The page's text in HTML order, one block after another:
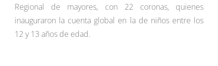
Regional de mayores, con 22 coronas, quienes
inauguraron la cuenta global en la de niños entre los
12 y 13 años de edad.